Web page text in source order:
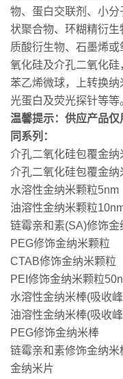
物、蛋白交联剂、小
状聚合物、环糊精衍
质酸衍生物、石墨烯
氧化硅及介孔二氧化
苯乙烯微球，上转换
光蛋白及荧光探针等等
温馨提示：供应产品仅
同系列：
介孔二氧化硅包覆金纳
介孔二氧化硅包覆金纳
水溶性金纳米颗粒5nm
油溶性金纳米颗粒
链霉亲和素(SA)修饰
PEG修饰金纳米颗粒
CTAB修饰金纳米颗粒
PEI修饰金纳米颗粒
水溶性金纳米棒(吸收
油溶性金纳米棒(吸收
PEG修饰金纳米棒
链霉亲和素修饰金纳米
金纳米片